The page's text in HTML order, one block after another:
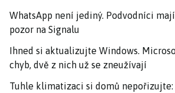
WhatsApp není jediný. Podvodníci
pozor na Signalu
Ihned si aktualizujte Windows.
chyb, dvě z nich už se zneužívají
Tuhle klimatizaci si domů nepořizujte: